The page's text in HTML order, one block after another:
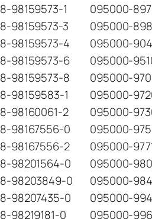
8-98159573-1
095000-
8-98159573-3
095000-
8-98159573-4
095000-
8-98159573-6
095000-
8-98159573-8
095000-
8-98159583-1
095000-
8-98160061-2
095000-
8-98167556-0
095000-
8-98167556-2
095000-
8-98201564-0
095000-
8-98203849-0
095000-
8-98207435-0
095000-
8-98219181-0 095000-